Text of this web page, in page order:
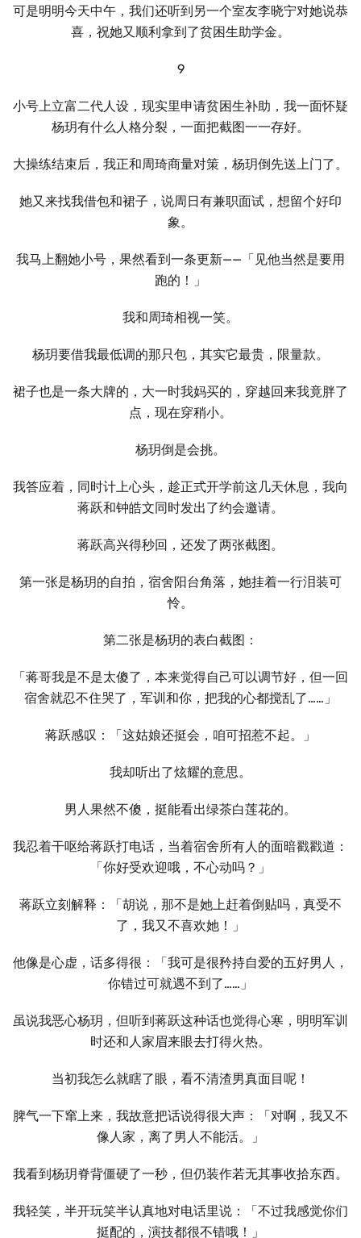
可是明明今天中午，我们还听到另一个室友李晓宁对她说恭
喜，祝她又顺利拿到了贫困生助学金。
9
小号上立富二代人设，现实里申请贫困生补助，我一面怀疑
杨玥有什么人格分裂，一面把截图一一存好。
大操练结束后，我正和周琦商量对策，杨玥倒先送上门了。
她又来找我借包和裙子，说周日有兼职面试，想留个好印
象。
我马上翻她小号，果然看到一条更新——「见他当然是要用
跑的！」
我和周琦相视一笑。
杨玥要借我最低调的那只包，其实它最贵，限量款。
裙子也是一条大牌的，大一时我妈买的，穿越回来我竟胖了
点，现在穿稍小。
杨玥倒是会挑。
我答应着，同时计上心头，趁正式开学前这几天休息，我向
蒋跃和钟皓文同时发出了约会邀请。
蒋跃高兴得秒回，还发了两张截图。
第一张是杨玥的自拍，宿舍阳台角落，她挂着一行泪装可
怜。
第二张是杨玥的表白截图：
「蒋哥我是不是太傻了，本来觉得自己可以调节好，但一回
宿舍就忍不住哭了，军训和你，把我的心都搅乱了……」
蒋跃感叹：「这姑娘还挺会，咱可招惹不起。」
我却听出了炫耀的意思。
男人果然不傻，挺能看出绿茶白莲花的。
我忍着干呕给蒋跃打电话，当着宿舍所有人的面暗戳戳道：
「你好受欢迎哦，不心动吗？」
蒋跃立刻解释：「胡说，那不是她上赶着倒贴吗，真受不
了，我又不喜欢她！」
他像是心虚，话多得很：「我可是很矜持自爱的五好男人，
你错过可就遇不到了……」
虽说我恶心杨玥，但听到蒋跃这种话也觉得心寒，明明军训
时还和人家眉来眼去打得火热。
当初我怎么就瞎了眼，看不清渣男真面目呢！
脾气一下窜上来，我故意把话说得很大声：「对啊，我又不
像人家，离了男人不能活。」
我看到杨玥脊背僵硬了一秒，但仍装作若无其事收拾东西。
我轻笑，半开玩笑半认真地对电话里说：「不过我感觉你们
挺配的，演技都很不错哦！」